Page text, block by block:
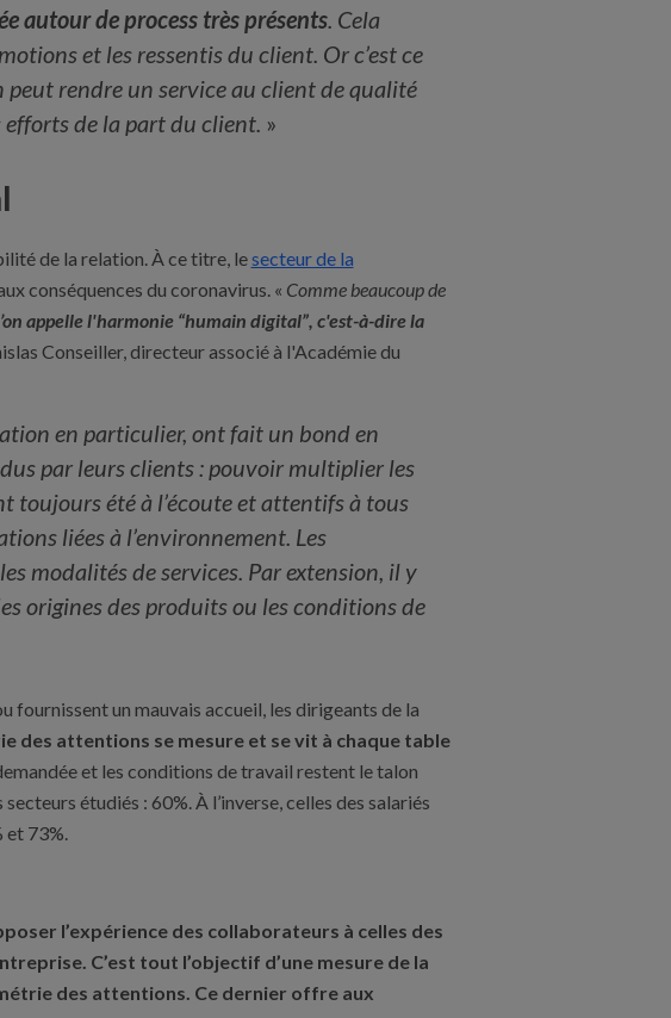
autour de process très présents. Cela
et les ressentis du client. Or c’est ce
rendre un service au client de qualité
efforts de la part du client. »
de la relation. À ce titre, lesecteur de la
conséquences du coronavirus. « Comme beaucoup de
appelle l'harmonie “humain digital”, c'est-à-dire la
Conseiller, directeur associé à l'Académie du
en particulier, ont fait un bond en
par leurs clients : pouvoir multiplier les
toujours été à l’écoute et attentifs à tous
liées à l’environnement. Les
modalités de services. Par extension, il y
origines des produits ou les conditions de
fournissent un mauvais accueil, les dirigeants de la
des attentions se mesure et se vit à chaque table
et les conditions de travail restent le talon
étudiés : 60%. À l’inverse, celles des salariés
et 73%.
l’expérience des collaborateurs à celles des
C’est tout l’objectif d’une mesure de la
des attentions. Ce dernier offre aux